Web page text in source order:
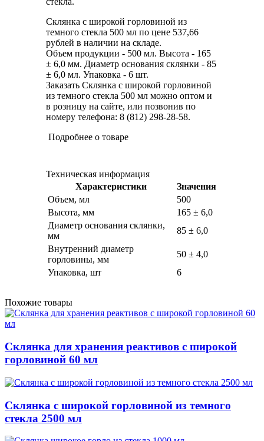
Склянка с широкой горловиной из
темного стекла 500 мл по цене 537,66
рублей в наличии на складе.
Объем продукции - 500 мл. Высота - 165
± 6,0 мм. Диаметр основания склянки - 85
± 6,0 мл. Упаковка - 6 шт.
Заказать Склянка с широкой горловиной
из темного стекла 500 мл можно оптом и
в розницу на сайте, или позвонив по
номеру телефона: 8 (812) 298-28-58.
Подробнее о товаре
Техническая информация
Характеристики
Значения
Объем, мл
500
Высота, мм
165 ± 6,0
Диаметр основания склянки,
мм
85 ± 6,0
Внутренний диаметр
горловины, мм
50 ± 4,0
Упаковка, шт
6
Похожие товары
Склянка для хранения реактивов с широкой
горловиной 60 мл
Склянка с широкой горловиной из темного
стекла 2500 мл